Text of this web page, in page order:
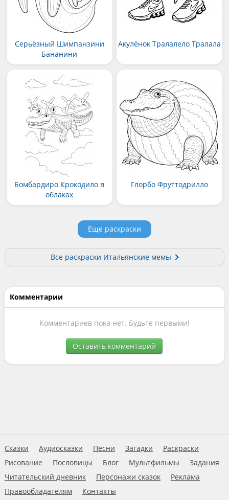
Серьёзный Шимпанзини
Бананини
Акулёнок Тралалело Тралала
Бомбардиро Крокодило в
облаках
Глорбо Фруттодрилло
Еще раскраски
Все раскраски Итальянские мемы
Комментарии
Комментариев пока нет. Будьте первыми!
Оставить комментарий
Сказки Аудиосказки Песни Загадки
Раскраски
Рисование
Пословицы Блог Мультфильмы
Задания
Читательский дневник
Персонажи сказок
Реклама
Правообладателям
Контакты